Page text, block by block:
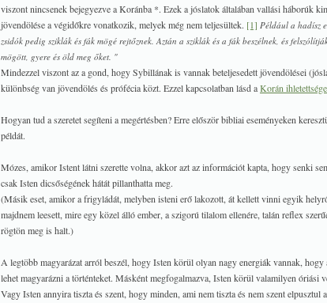
viszont nincsenek bejegyezve a Koránba *. Ezek a jóslatok általában vallási háborúk
jövendölése a végidőkre vonatkozik, melyek még nem teljesültek. [1] Például a hadísz
zsidók pedig sziklák és fák mögé rejtőznek. Aztán a sziklák és a fák beszélnek, és
mögött, gyere és öld meg őket. "
Mindezzel viszont az a gond, hogy Sybillának is vannak beteljesedett jövendölései
különbség van jövendölés és prófécia közt. Ezzel kapcsolatban lásd aKorán
Hogyan tud a szeretet segíteni a megértésben? Erre először bibliai eseményeken
példát.
Mózes, amikor Istent látni szerette volna, akkor azt az információt kapta, hogy senki
csak Isten dicsőségének hátát pillanthatta meg.
(Másik eset, amikor a frigyládát, melyben isteni erő lakozott, át kellett vinni egyik
majdnem leesett, mire egy közel álló ember, a szigorú tilalom ellenére, talán reflex
rögtön meg is halt.)
A legtöbb magyarázat arról beszél, hogy Isten körül olyan nagy energiák vannak,
lehet magyarázni a történteket. Másként megfogalmazva, Isten körül valamilyen óriási
Vagy Isten annyira tiszta és szent, hogy minden, ami nem tiszta és nem szent elpusztul